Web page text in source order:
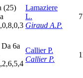
(25)
a
Lamaziere
L.
Giraud A.P.
Da 6a
Callier P.
Callier P.